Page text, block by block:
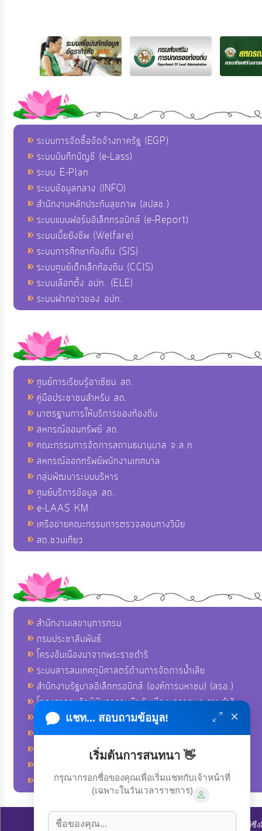
ระบบการจัดซื้อจัดจ้างภาครัฐ (EGP)
ระบบบันทึกบัญชี (e-Lass)
ระบบ E-Plan
ระบบข้อมูลกลาง (INFO)
สำนักงานหลักประกันสุขภาพ (สปสช.)
ระบบแบบฟอร์มอิเล็กทรอนิกส์ (e-Report)
ระบบเบี้ยยังชีพ (Welfare)
ระบบการศึกษาท้องถิ่น (SIS)
ระบบศูนย์เด็กเล็กท้องถิ่น (CCIS)
ระบบเลือกตั้ง อปท. (ELE)
ระบบฝากข่าวของ อปท.
ศูนย์การเรียนรู้อาเซียน สถ.
คู่มือประชาชนสำหรับ สถ.
มาตรฐานการให้บริการของท้องถิ่น
สหกรณ์ออมทรัพย์ สถ.
คณะกรรมการจัดการสถานธนานุบาล จ.ส.ท.
สหกรณ์ออกทรัพย์พนักงานเทศบาล
กลุ่มพัฒนาระบบบริหาร
ศูนย์บริการข้อมูล สถ.
e-LAAS KM
เครือข่ายคณะกรรมการตรวจสอบทางวินัย
สถ.ชวนเที่ยว
สำนักงานเลขานุการกรม
กรมประชาสัมพันธ์
โครงอันเนื่องมาจากพระราชดำริ
ระบบสารสนเทศภูมิศาสตร์ด้านการจัดการน้ำเสีย
สำนักงานรัฐบาลอิเล็กทรอนิกส์ (องค์การมหาชน) (สรอ.)
โครงการอนุรักษ์พันธุกรรมพืชอันเนื่องมาจากพระราชดำริ
คลังข่าวมหาไทย
คู่มือตาม พ.ร.บ.อำนวยความสดวกฯ
ฐานข้อมูลหน่วยงานภาครัฐ (INFO)
ศูนย์อำนวยการบริหารจังหวัดชายแดนภาคใต้ ศอ.บต.
ลิขสิทธิ์ © 2022-2023 องค์การบริหารส่วนตำบลนาโพธิ์. ขอสงวนไว้
แชท... สอบถามข้อมูล! ×
เริ่มต้นการสนทนา 👋
กรุณากรอกชื่อของคุณเพื่อเริ่มแชทกับเจ้าหน้าที่
(เฉพาะในวันเวลาราชการ)